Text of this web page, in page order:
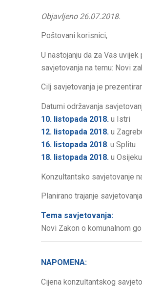
Objavljeno 26.07.2018.
​Poštovani korisnici,
U nastojanju da za Vas
savjetovanja na temu: Novi
Cilj savjetovanja je
Datumi održavanja
10. listopada 2018.u Istri
12. listopada 2018.u
16. listopada 2018. u Splitu
18. listopada 2018.u Osijeku
Konzultantsko savjetovanje
Planirano trajanje
Tema savjetovanja:
Novi Zakon o komunalnom
NAPOMENA:
Cijena konzultantskog